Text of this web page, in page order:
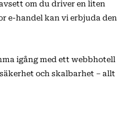
om du driver en liten
e-handel kan vi erbjuda den
igång med ett webbhotell
och skalbarhet – allt